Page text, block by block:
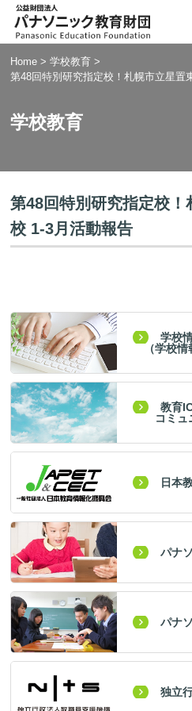
Home >学校教育 >
第48回特別研究指定校！札幌市立星置
学校教育
第48回特別研究指定校
校 1-3月活動報告
学校
（学校情
教育
コミュ
日本
パナ
パナ
独立